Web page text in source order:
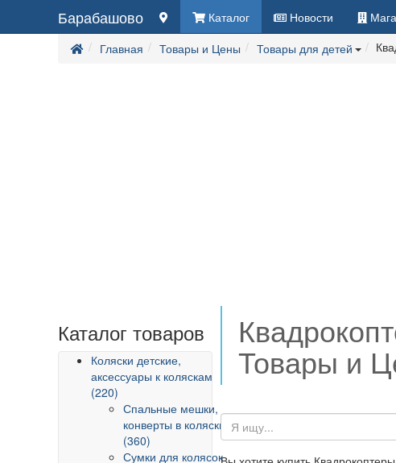
Барабашово Каталог Новости
Главная
Товары и Цены Товары для детей
Каталог товаров
Коляски детские,
аксессуары к коляскам
(220)
Спальные мешки,
конверты в коляски
(360)
Сумки для колясок
Товары и